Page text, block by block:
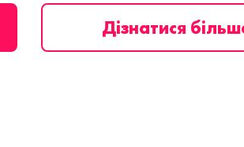
Дізнатися